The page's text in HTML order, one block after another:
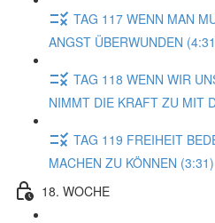
TAG 117 WENN MAN
ANGST ÜBERWUNDEN
TAG 118 WENN WIR
NIMMT DIE KRAFT ZU MIT
TAG 119 FREIHEIT
MACHEN ZU KÖNNEN (3:31)
18. WOCHE